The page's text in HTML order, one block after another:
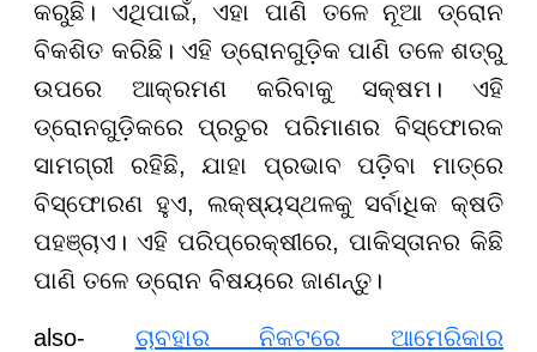
କରୁଛି। ଏଥିପାଇଁ, ଏହା ପାଣି ତଳେ ନୂଆ ଡ୍ରୋନ
ବିକଶିତ କରିଛି। ଏହି ଡ୍ରୋନଗୁଡ଼ିକ ପାଣି ତଳେ ଶତ୍ରୁ
ଉପରେ ଆକ୍ରମଣ କରିବାକୁ ସକ୍ଷମ। ଏହି
ଡ୍ରୋନଗୁଡ଼ିକରେ ପ୍ରଚୁର ପରିମାଣର ବିସ୍ଫୋରକ
ସାମଗ୍ରୀ ରହିଛି, ଯାହା ପ୍ରଭାବ ପଡ଼ିବା ମାତ୍ରେ
ବିସ୍ଫୋରଣ ହୁଏ, ଲକ୍ଷ୍ୟସ୍ଥଳକୁ ସର୍ବାଧିକ କ୍ଷତି
ପହଞ୍ଚାଏ। ଏହି ପରିପ୍ରେକ୍ଷୀରେ, ପାକିସ୍ତାନର କିଛି
ପାଣି ତଳେ ଡ୍ରୋନ ବିଷୟରେ ଜାଣନ୍ତୁ।
also- ଚାବହାର ନିକଟରେ ଆମେରିକାର